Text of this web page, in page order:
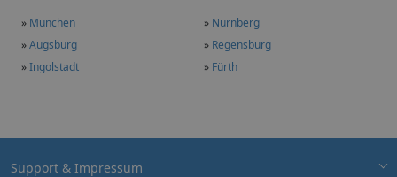
» München » Nürnberg
»Augsburg » Regensburg
»Ingolstadt » Fürth
Support & Impressum